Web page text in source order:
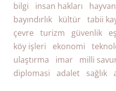
bilgi insan hakları
bayındırlık
kültür tabii
çevre
turizm güvenlik
köy işleri
ekonomi
ulaştırma
imar milli
diplomasi
adalet sağlık